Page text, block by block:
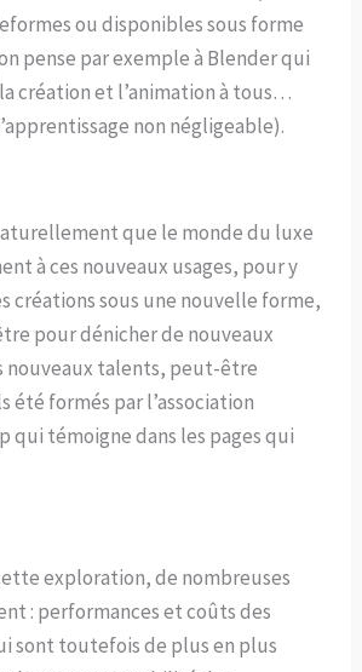
ou disponibles sous forme
pense par exemple à Blender qui
création et l’animation à tous…
non négligeable).
que le monde du luxe
à ces nouveaux usages, pour y
créations sous une nouvelle forme,
pour dénicher de nouveaux
nouveaux talents, peut-être
été formés par l’association
qui témoigne dans les pages qui
exploration, de nombreuses
: performances et coûts des
sont toutefois de plus en plus